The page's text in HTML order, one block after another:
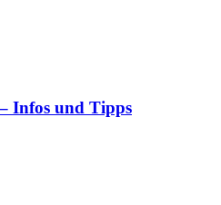
Infos und Tipps